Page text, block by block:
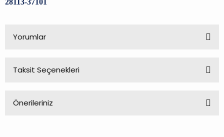
28113-37101
Yorumlar
Taksit Seçenekleri
Önerileriniz